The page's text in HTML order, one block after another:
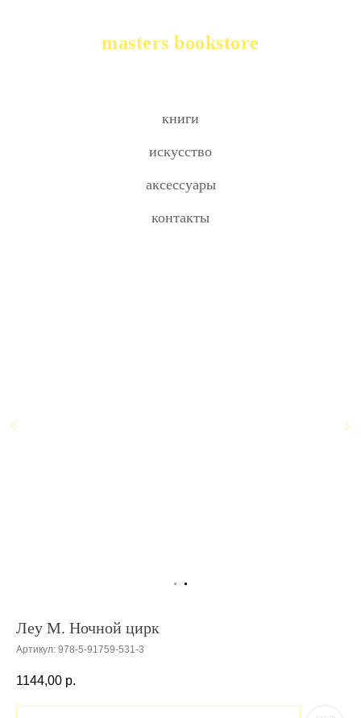
masters bookstore
книги
искусство
аксессуары
контакты
Леу М. Ночной цирк
Артикул: 978-5-91759-531-3
1144,00 р.